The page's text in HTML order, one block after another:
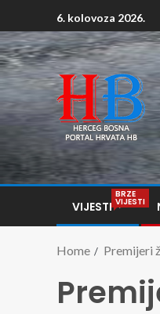
6. kolovoza 2026.
VIJESTI
BRZE
VIJESTI
Home Premijeri